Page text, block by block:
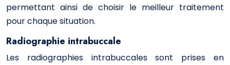
permettant ainsi de choisir le meilleur traitement
pour chaque situation.
Radiographie intrabuccale
Les radiographies intrabuccales sont prises en